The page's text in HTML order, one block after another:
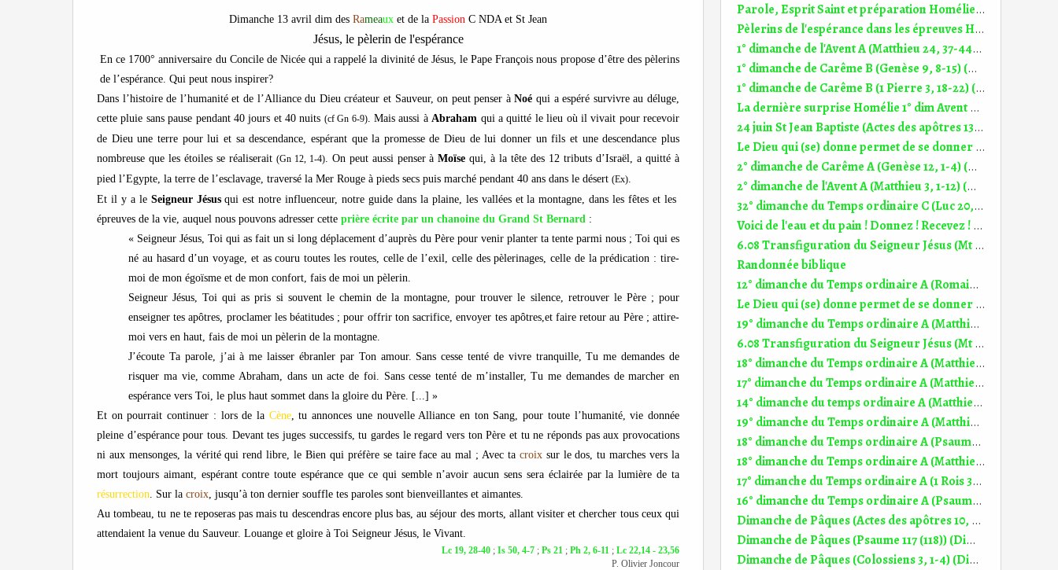
Parole, Esprit Saint et préparation Homélie 2° dim Avent A (7.12.2025)
Pèlerins de l'espérance dans les épreuves Homélie 33° dim TO C (16.11.2025)
1° dimanche de l'Avent A (Matthieu 24, 37-44) (DiMail 145)
1° dimanche de Carême B (Genèse 9, 8-15) (DiMail 203)
1° dimanche de Carême B (1 Pierre 3, 18-22) (DiMail 389)
La dernière surprise Homélie 1° dim Avent A (27.11.2016)
24 juin St Jean Baptiste (Actes des apôtres 13, 22-26) (DiMail 336)
Le Dieu qui (se) donne permet de se donner Homélie 11° dim TO A (14.06.2026)
2° dimanche de Carême A (Genèse 12, 1-4) (DiMail 155)
2° dimanche de l'Avent A (Matthieu 3, 1-12) (DiMail 146)
32° dimanche du Temps ordinaire C (Luc 20, 27-38) (DiMail 142)
Voici de l'eau et du pain ! Donnez ! Recevez ! Homélie 18° dim TO A (2.08.2026)
6.08 Transfiguration du Seigneur Jésus (Mt 17, 1-9) (DiMail 644)
Randonnée biblique
12° dimanche du Temps ordinaire A (Romains 5, 12-15) (DiMail 335)
Le Dieu qui (se) donne permet de se donner Homélie 11° dim TO A (14.06.2026)
19° dimanche du Temps ordinaire A (Matthieu 14, 22-33) (DiMail 348)
6.08 Transfiguration du Seigneur Jésus (Mt 17, 1-9) (DiMail 644)
18° dimanche du Temps ordinaire A (Matthieu 14, 13-21) (DiMail 32)
17° dimanche du Temps ordinaire A (Matthieu 13, 44-52) (DiMail 31)
14° dimanche du temps ordinaire A (Matthieu 11, 25-30) (DiMail 28)
19° dimanche du Temps ordinaire A (Matthieu 14, 22-33) (DiMail 348)
18° dimanche du Temps ordinaire A (Psaume 144 (145)) (DiMail 538)
18° dimanche du Temps ordinaire A (Matthieu 14, 13-21) (DiMail 32)
17° dimanche du Temps ordinaire A (1 Rois 3, 5.7-12) (Dimail 342)
16° dimanche du Temps ordinaire A (Psaume 85 (86)) (DiMail 536)
Dimanche de Pâques (Actes des apôtres 10, 34a.37-43) (DiMail 160)
Dimanche de Pâques (Psaume 117 (118)) (DiMail 321)
Dimanche de Pâques (Colossiens 3, 1-4) (DiMail 209)
Dimanche 13 avril dim des Rameaux et de la Passion C NDA et St Jean
Jésus, le pèlerin de l'espérance
En ce 1700° anniversaire du Concile de Nicée qui a rappelé la divinité de Jésus, le Pape François nous propose d’être des pèlerins
de l’espérance. Qui peut nous inspirer?
Dans l’histoire de l’humanité et de l’Alliance du Dieu créateur et Sauveur, on peut penser àNoéqui a espéré survivre au déluge,
cette pluie sans pause pendant 40 jours et 40 nuits (cf Gn 6-9). Mais aussi àAbraham qui a quitté le lieu où il vivait pour recevoir
de Dieu une terre pour lui et sa descendance, espérant que la promesse de Dieu de lui donner un fils et une descendance plus
nombreuse que les étoiles se réaliserait (Gn 12, 1-4). On peut aussi penser àMoïsequi, à la tête des 12 tributs d’Israël, a quitté à
pied l’Egypte, la terre de l’esclavage, traversé la Mer Rouge à pieds secs puis marché pendant 40 ans dans le désert (Ex).
Et il y a le Seigneur Jésusqui est notre influenceur, notre guide dans la plaine, les vallées et la montagne, dans les fêtes et les
épreuves de la vie, auquel nous pouvons adresser cette prière écrite par un chanoine du Grand St Bernard :
« Seigneur Jésus, Toi qui as fait un si long déplacement d’auprès du Père pour venir planter ta tente parmi nous ; Toi qui es
né au hasard d’un voyage, et as couru toutes les routes, celle de l’exil, celle des pèlerinages, celle de la prédication : tire-
moi de mon égoïsme et de mon confort, fais de moi un pèlerin.
Seigneur Jésus, Toi qui as pris si souvent le chemin de la montagne, pour trouver le silence, retrouver le Père ; pour
enseigner tes apôtres, proclamer les béatitudes ; pour offrir ton sacrifice, envoyer tes apôtres,et faire retour au Père ; attire-
moi vers en haut, fais de moi un pèlerin de la montagne.
J’écoute Ta parole, j’ai à me laisser ébranler par Ton amour. Sans cesse tenté de vivre tranquille, Tu me demandes de
risquer ma vie, comme Abraham, dans un acte de foi. Sans cesse tenté de m’installer, Tu me demandes de marcher en
espérance vers Toi, le plus haut sommet dans la gloire du Père. [...] »
Et on pourrait continuer : lors de la Cène, tu annonces une nouvelle Alliance en ton Sang, pour toute l’humanité, vie donnée
pleine d’espérance pour tous. Devant tes juges successifs, tu gardes le regard vers ton Père et tu ne réponds pas aux provocations
ni aux mensonges, la vérité qui rend libre, le Bien qui préfère se taire face au mal ; Avec ta croix sur le dos, tu marches vers la
mort toujours aimant, espérant contre toute espérance que ce qui semble n’avoir aucun sens sera éclairée par la lumière de ta
résurrection. Sur la croix, jusqu’à ton dernier souffle tes paroles sont bienveillantes et aimantes.
Au tombeau, tu ne te reposeras pas mais tu descendras encore plus bas, au séjour des morts, allant visiter et chercher tous ceux qui
attendaient la venue du Sauveur. Louange et gloire à Toi Seigneur Jésus, le Vivant.
Lc 19, 28-40 ; Is 50, 4-7 ; Ps 21 ; Ph 2, 6-11 ; Lc 22,14 - 23,56
P. Olivier Joncour